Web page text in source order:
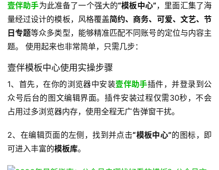
壹伴助手为此准备了一个强大的“模板中心”，里面汇集了海
量经过设计的模板，风格覆盖简约、商务、可爱、文艺、节
日专题等众多类型，能够精准匹配不同账号的定位与内容主
题。 使用起来也非常简单，只需几步：
壹伴模板中心使用实操步骤
1、首先，在你的浏览器中安装壹伴助手插件，并登录到公
众号后台的图文编辑界面。插件安装过程仅需30秒，不会
占用过多浏览器内存，使用全程无广告弹窗干扰。
2、在编辑页面的左侧，找到并点击“模板中心”的图标，即
可进入丰富的模板库。